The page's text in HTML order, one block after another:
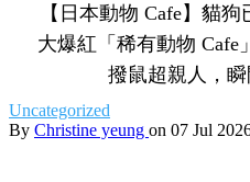
【日本動物 Cafe】貓
大爆紅「稀有動物 Cafe
撥鼠超親人，瞬
Uncategorized
By Christine yeung on 07 Jul